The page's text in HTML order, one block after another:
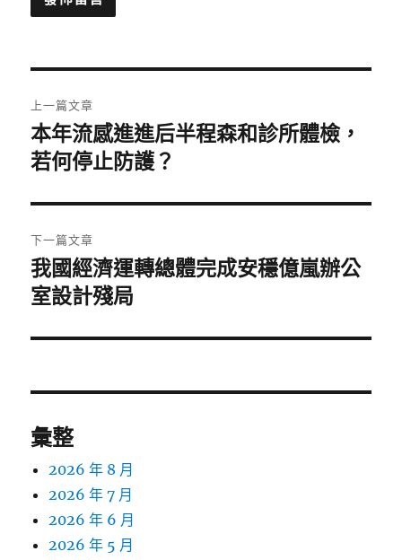
章
導
覽
上一篇文章
上
一
文
章:
本年流感進進后半程森和診所體檢，
若何停止防護？
下一篇文章
下
一
文
我國經濟運轉總體完成安穩億嵐辦公
室設計殘局
彙整
2026 年 8 月
2026 年 7 月
2026 年 6 月
2026 年 5 月